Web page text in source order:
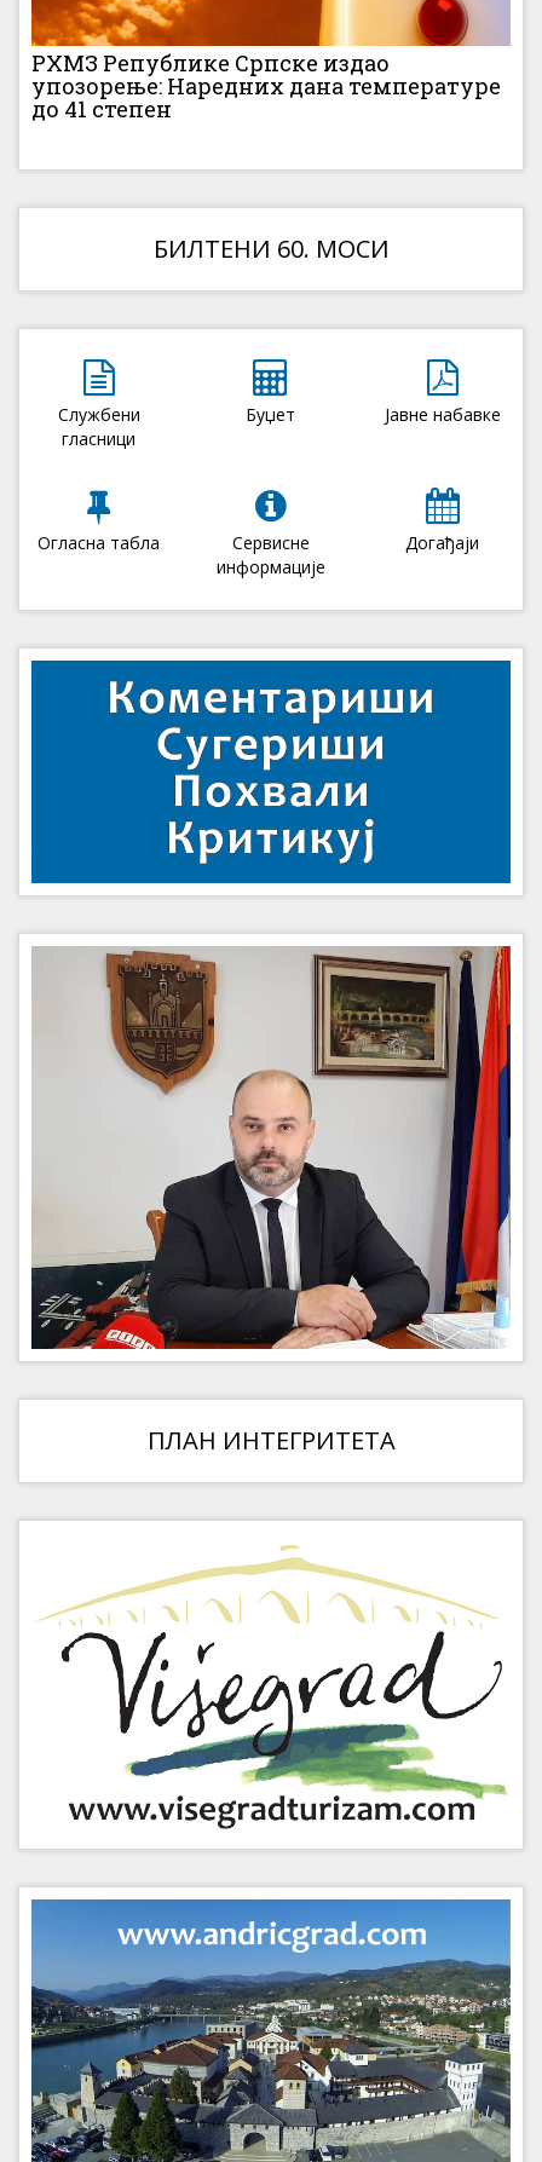
РХМЗ Републике Српске издао
упозорење: Наредних дана температуре
до 41 степен
БИЛТЕНИ 60. МОСИ
Службени
гласници
Буџет Јавне набавке
Огласна табла
Сервисне
информације
Догађаји
ПЛАН ИНТЕГРИТЕТА